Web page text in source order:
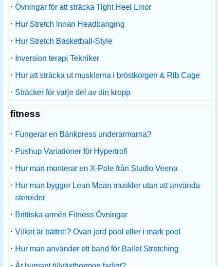
· Övningar för att sträcka Tight Heel Linor
· Hur Stretch Innan Headbanging
· Hur Stretch Basketball-Style
·
Inversion terapi Tekniker
· Hur att sträcka ut musklerna i bröstkorgen & Rib Cage
· Sträcker för varje del av din kropp
fitness
· Fungerar en Bänkpress underarmarna?
· Pushup Variationer för Hypertrofi
· Hur man monterar en X-Pole från Studio Veena
· Hur man bygger Lean Mean muskler utan att använda
steroider
· Brittiska armén Fitness Övningar
· Vilket är bättre:? Ovan jord pool eller i mark pool
· Hur man använder ett band för Ballet Stretching
·